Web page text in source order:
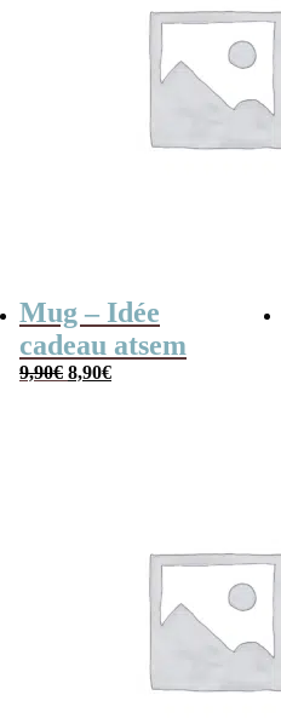
Mug – Idée
cadeau atsem
9,90€ Le
prix
8,90€Le
prix